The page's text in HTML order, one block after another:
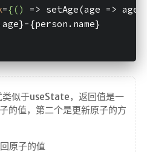
={() => setAge(age =>
{person.name}
似于useState，返回值是一
的值，第二个是更新原子的方
原子的值